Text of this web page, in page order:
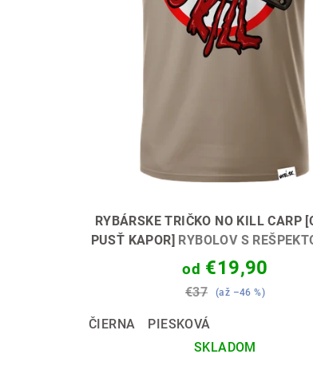
vRYBÁRSKE TRIČKO NO KILL CARP
PUSŤ KAPOR] RYBOLOV S
od €19,90
€37 (až –46 %)
ČIERNA
PIESKOVÁ
SKLADOM